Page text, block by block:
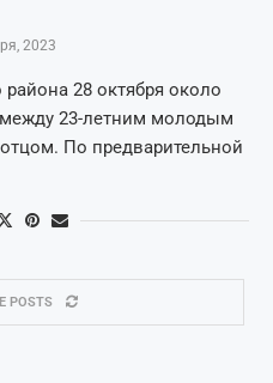
2023
28 октября около
23-летним молодым
По предварительной
POSTS